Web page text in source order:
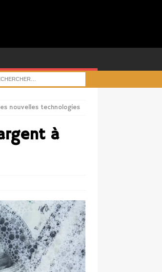
nouvelles technologies
à